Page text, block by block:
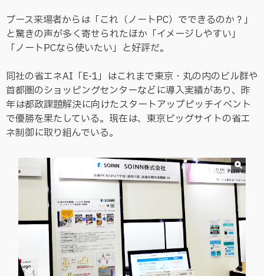
ブース来場者からは「これ（ノートPC）でできるのか？」
と驚きの声が多く寄せられたほか「イメージしやすい」
「ノートPCなら使いたい」と好評だ。
同社の省エネAI「E-1」はこれまで東京・丸の内のビル群や
首都圏のショッピングセンターなどに導入実績があり、昨
年は都政課題解決に向けたスタートアップピッチイベント
で優勝を果たしている。現在は、東京ビッグサイトの省エ
ネ制御に取り組んでいる。